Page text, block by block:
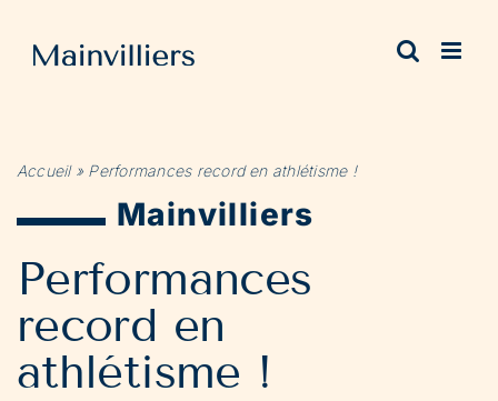
contenu
Accueil» Performances record en athlétisme !
Mainvilliers
Performances
record en
athlétisme !